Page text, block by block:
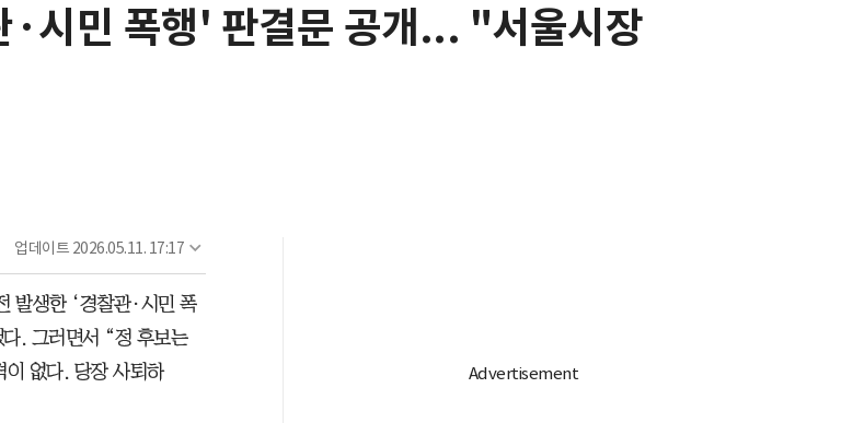
시민 폭행' 판결문 공개... "서울시장
업데이트 2026.05.11. 17:17
발생한 ‘경찰관·시민 폭
. 그러면서 “정 후보는
이 없다. 당장 사퇴하